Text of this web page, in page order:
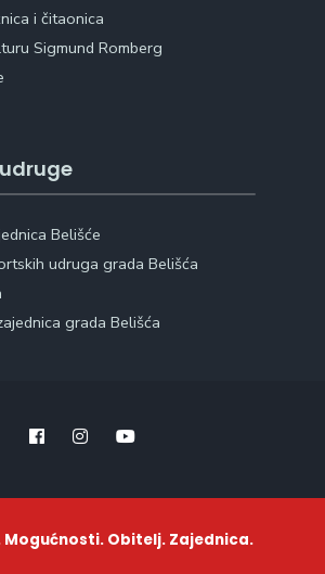
i čitaonica
Sigmund Romberg
Belišće
udruga grada Belišća
grada Belišća
Obitelj. Zajednica.